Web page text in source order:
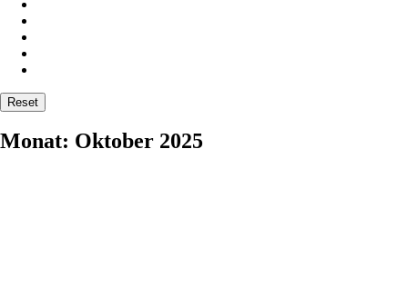
Reset
Monat: Oktober 2025